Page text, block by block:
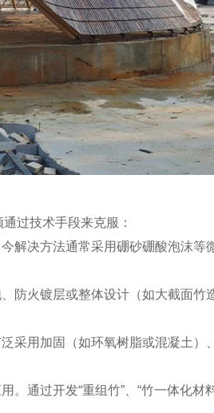
过技术手段来克服：
解决方法通常采用硼砂硼酸泡沫等
防火镀层或整体设计（如大截面竹
采用加固（如环氧树脂或混凝土）
通过开发“重组竹”、“竹一体化材